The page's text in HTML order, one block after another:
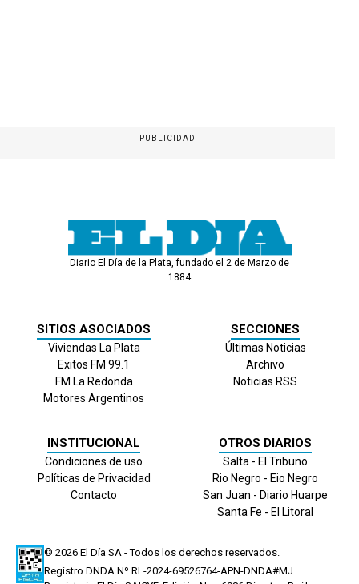
PUBLICIDAD
Diario El Día de la Plata, fundado el 2 de Marzo de
1884
SITIOS ASOCIADOS
Viviendas La Plata
Exitos FM 99.1
FM La Redonda
Motores Argentinos
SECCIONES
Últimas Noticias
Archivo
Noticias RSS
INSTITUCIONAL
Condiciones de uso
Políticas de Privacidad
Contacto
OTROS DIARIOS
Salta - El Tribuno
Rio Negro - Eio Negro
San Juan - Diario Huarpe
Santa Fe - El Litoral
© 2026 El Día SA - Todos los derechos reservados.
Registro DNDA Nº RL-2024-69526764-APN-DNDA#MJ